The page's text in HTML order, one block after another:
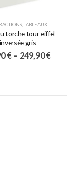
TABLEAUX
torche tour eiffel
inversée gris
€ – 249,90€